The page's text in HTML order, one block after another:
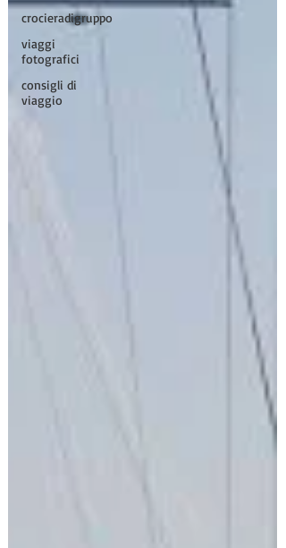
crocieradigruppo
viaggi
fotografici
consigli di
viaggio